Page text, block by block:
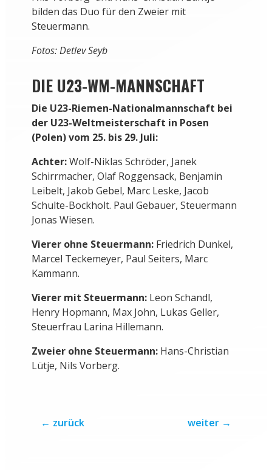
hat sich erst bei der DM zusammengefunden,
U23-WM.
Nils Vorberg und Hans-Christian Lüntje
bilden das Duo für den Zweier mit
Steuermann.
Fotos: Detlev Seyb
DIE U23-WM-MANNSCHAFT
Die U23-Riemen-Nationalmannschaft bei
der U23-Weltmeisterschaft in Posen
Achter:Wolf-Niklas Schröder, Janek
Schirrmacher, Olaf Roggensack, Benjamin
Schulte-Bockholt. Paul Gebauer, Steuermann
Jonas Wiesen.
Kammann.